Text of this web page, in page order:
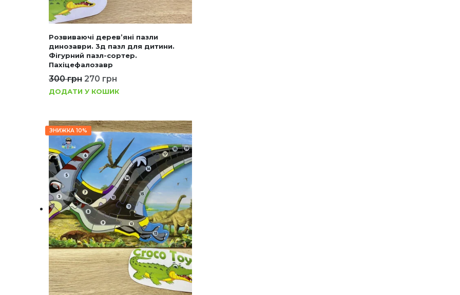
Розвиваючі дерев’яні пазли
динозаври. 3д пазл для дитини.
Фігурний пазл-сортер.
Пахіцефалозавр
300грн 270 грн
ДОДАТИ У КОШИК
ЗНИЖКА 10%